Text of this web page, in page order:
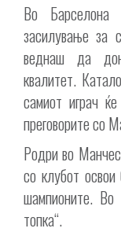
Во Барселона
засилување за
веднаш да
квалитет.
самиот играч
преговорите со
Родри во
со клубот
шампионите.
топка“.